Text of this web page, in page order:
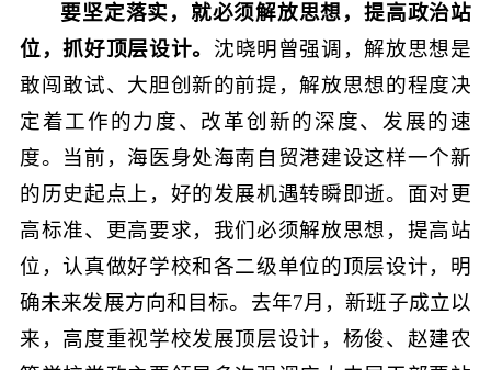
要坚定落实，就必须解放思想，提高政治站
位，抓好顶层设计。 沈晓明曾强调，解放思想是
敢闯敢试、大胆创新的前提，解放思想的程度决
定着工作的力度、改革创新的深度、发展的速
度。当前，海医身处海南自贸港建设这样一个新
的历史起点上，好的发展机遇转瞬即逝。面对更
高标准、更高要求，我们必须解放思想，提高站
位，认真做好学校和各二级单位的顶层设计，明
确未来发展方向和目标。去年7月，新班子成立以
来，高度重视学校发展顶层设计，杨俊、赵建农